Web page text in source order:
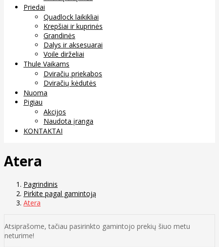
Priedai
Quadlock laikikliai
Krepšiai ir kuprinės
Grandinės
Dalys ir aksesuarai
Voile dirželiai
Thule Vaikams
Dviračių priekabos
Dviračių kėdutės
Nuoma
Pigiau
Akcijos
Naudota įranga
KONTAKTAI
Atera
Pagrindinis
Pirkite pagal gamintoją
Atera
Atsiprašome, tačiau pasirinkto gamintojo prekių šiuo metu
neturime!